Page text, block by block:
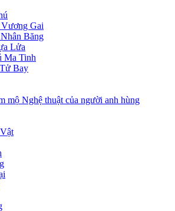
Gai
Băng
Lửa
Ma Tinh
Bay
mộ Nghệ thuật của người anh hùng